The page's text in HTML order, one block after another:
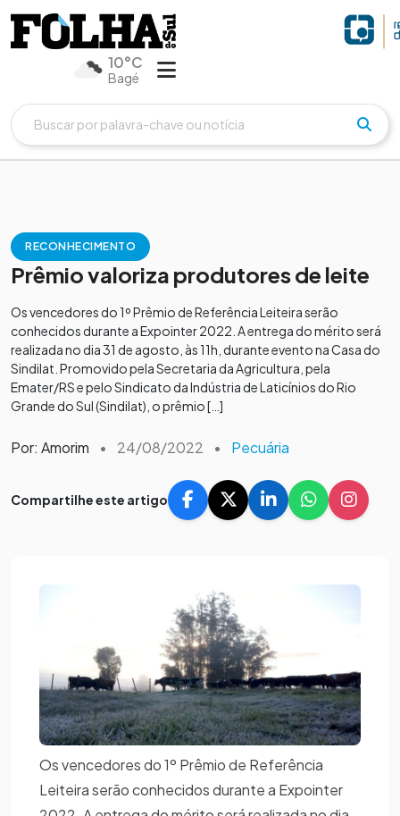
10°C
Bagé
RECONHECIMENTO
Prêmio valoriza produtores de leite
Os vencedores do 1º Prêmio de Referência Leiteira serão
conhecidos durante a Expointer 2022. A entrega do mérito será
realizada no dia 31 de agosto, às 11h, durante evento na Casa do
Sindilat. Promovido pela Secretaria da Agricultura, pela
Emater/RS e pelo Sindicato da Indústria de Laticínios do Rio
Grande do Sul (Sindilat), o prêmio […]
Por: Amorim • 24/08/2022 • Pecuária
Compartilhe este artigo
Os vencedores do 1º Prêmio de Referência
Leiteira serão conhecidos durante a Expointer